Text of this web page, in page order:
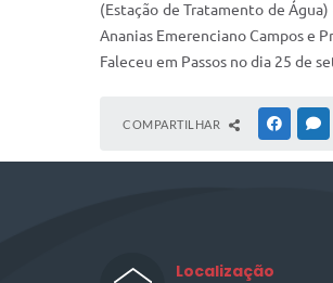
(Estação de Tratamento de
Ananias Emerenciano Campos e
Faleceu em Passos no dia 25 de
COMPARTILHAR
Localização